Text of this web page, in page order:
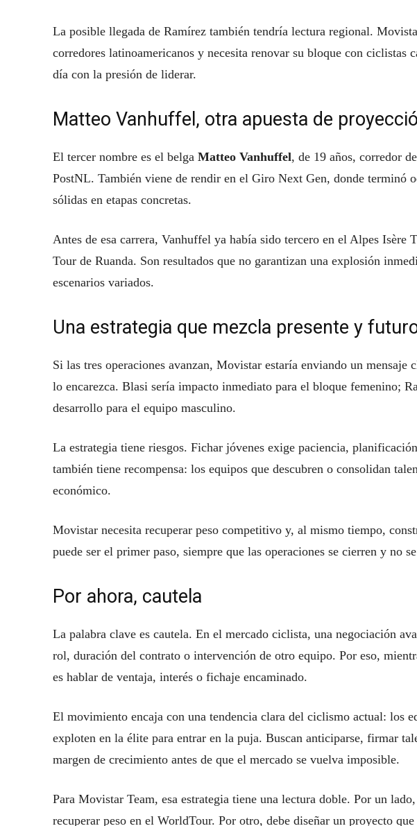
La posible llegada de Ramírez también tendría lectura regional.
corredores latinoamericanos y necesita renovar su bloque con ciclistas
día con la presión de liderar.
Matteo Vanhuffel, otra apuesta de
El tercer nombre es el belga Matteo Vanhuffel, de 19 años, corredor
PostNL. También viene de rendir en el Giro Next Gen, donde terminó
sólidas en etapas concretas.
Antes de esa carrera, Vanhuffel ya había sido tercero en el Alpes Isère
Tour de Ruanda. Son resultados que no garantizan una explosión
escenarios variados.
Una estrategia que mezcla presente y
Si las tres operaciones avanzan, Movistar estaría enviando un mensaje
lo encarezca. Blasi sería impacto inmediato para el bloque femenino;
desarrollo para el equipo masculino.
La estrategia tiene riesgos. Fichar jóvenes exige paciencia,
también tiene recompensa: los equipos que descubren o consolidan
económico.
Movistar necesita recuperar peso competitivo y, al mismo tiempo,
puede ser el primer paso, siempre que las operaciones se cierren y no
Por ahora, cautela
La palabra clave es cautela. En el mercado ciclista, una negociación
rol, duración del contrato o intervención de otro equipo. Por eso,
es hablar de ventaja, interés o fichaje encaminado.
El movimiento encaja con una tendencia clara del ciclismo actual: los
exploten en la élite para entrar en la puja. Buscan anticiparse, firmar
margen de crecimiento antes de que el mercado se vuelva imposible.
Para Movistar Team, esa estrategia tiene una lectura doble. Por un
recuperar peso en el WorldTour. Por otro, debe diseñar un proyecto